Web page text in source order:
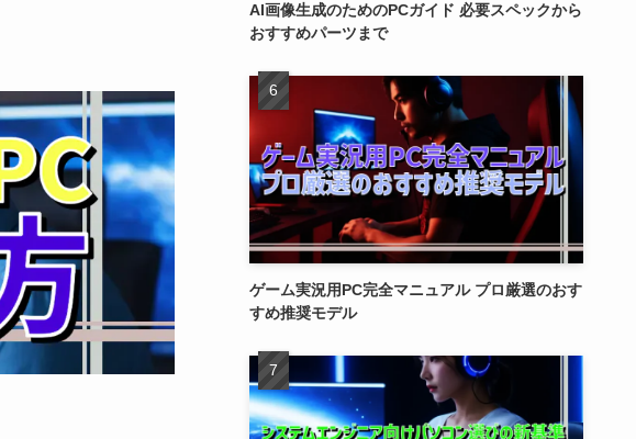
AI画像生成のためのPCガイド 必要スペックから
おすすめパーツまで
ゲーム実況用PC完全マニュアル プロ厳選のおす
すめ推奨モデル